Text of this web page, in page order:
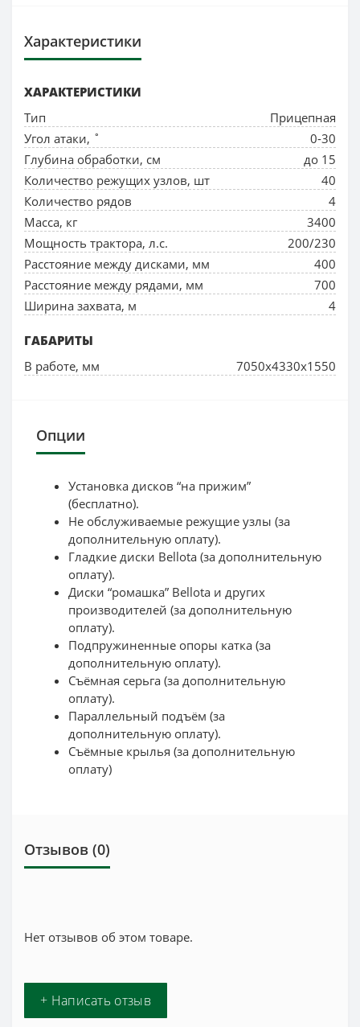
Характеристики
ХАРАКТЕРИСТИКИ
Тип
Прицепная
Угол атаки, ˚
0-30
Глубина обработки, см
до 15
Количество режущих узлов, шт
40
Количество рядов
4
Масса, кг
3400
Мощность трактора, л.с.
200/230
Расстояние между дисками, мм
400
Расстояние между рядами, мм
700
Ширина захвата, м
4
ГАБАРИТЫ
В работе, мм
7050х4330х1550
Опции
Установка дисков “на прижим”
(бесплатно).
Не обслуживаемые режущие узлы (за
дополнительную оплату).
Гладкие диски Bellota (за дополнительную
оплату).
Диски “ромашка” Bellota и других
производителей (за дополнительную
оплату).
Подпружиненные опоры катка (за
дополнительную оплату).
Съёмная серьга (за дополнительную
оплату).
Параллельный подъём (за
дополнительную оплату).
Съёмные крылья (за дополнительную
оплату)
Отзывов (0)
Нет отзывов об этом товаре.
+ Написать отзыв